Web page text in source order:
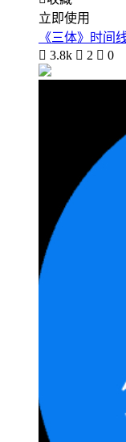
立即使用
《三体》时间
 3.8k  2  0